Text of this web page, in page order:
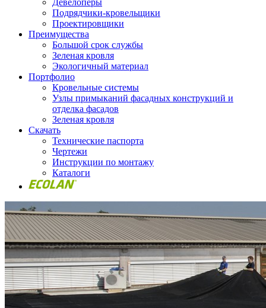
Девелоперы
Подрядчики-кровельщики
Проектировщики
Преимущества
Большой срок службы
Зеленая кровля
Экологичный материал
Портфолио
Кровельные системы
Узлы примыканий фасадных конструкций и
отделка фасадов
Зеленая кровля
Скачать
Технические паспорта
Чертежи
Инструкции по монтажу
Каталоги